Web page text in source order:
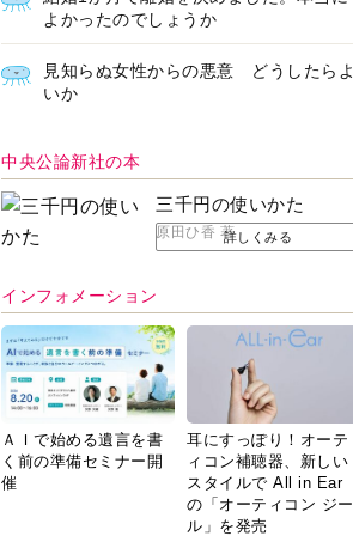
よかったのでしょうか
見知らぬ女性からの悪意 どうしたらよ
いか
中央公論新社の本
三千円の使いかた
原田ひ香 著詳しくみる
インフォメーション
ＡＩで始める遺言を書
く前の準備セミナー開
催
耳にすっぽり！オーテ
ィコン補聴器、新しい
スタイルで All in Ear
の「オーティコン ジー
ル」を発売